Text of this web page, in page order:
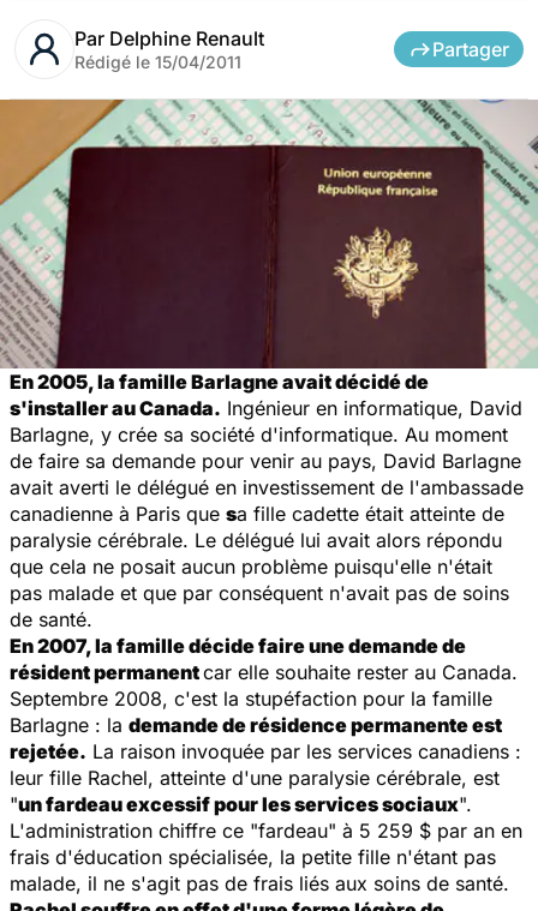
Par Delphine Renault
Rédigé le 15/04/2011
Partager
En 2005, la famille Barlagne avait décidé de
s'installer au Canada. Ingénieur en informatique, David
Barlagne, y crée sa société d'informatique. Au moment
de faire sa demande pour venir au pays, David Barlagne
avait averti le délégué en investissement de l'ambassade
canadienne à Paris que sa fille cadette était atteinte de
paralysie cérébrale. Le délégué lui avait alors répondu
que cela ne posait aucun problème puisqu'elle n'était
pas malade et que par conséquent n'avait pas de soins
de santé.
En 2007, la famille décide faire une demande de
résident permanentcar elle souhaite rester au Canada.
Septembre 2008, c'est la stupéfaction pour la famille
Barlagne : la demande de résidence permanente est
rejetée. La raison invoquée par les services canadiens :
leur fille Rachel, atteinte d'une paralysie cérébrale, est
"un fardeau excessif pour les services sociaux".
L'administration chiffre ce "fardeau" à 5 259 $ par an en
frais d'éducation spécialisée, la petite fille n'étant pas
malade, il ne s'agit pas de frais liés aux soins de santé.